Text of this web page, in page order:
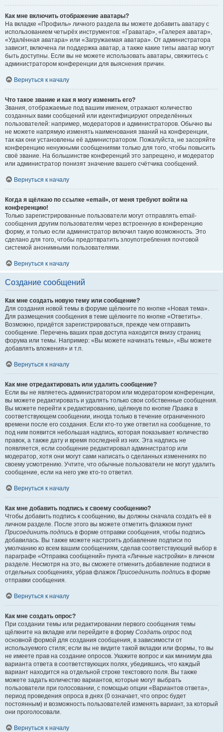
Как мне включить отображение аватары?
На вкладке «Профиль» личного раздела вы можете добавить аватару с
использованием четырёх инструментов: «Граватар», «Галерея аватар»,
«Удалённая аватара» или «Загружаемая аватара». От администратора
зависит, включена ли поддержка аватар, а также какие типы аватар могут
быть доступны. Если вы не можете использовать аватары, свяжитесь с
администратором конференции для выяснения причин.
Вернуться к началу
Что такое звание и как я могу изменить его?
Звания, отображаемые под вашим именем, отражают количество
созданных вами сообщений или идентифицируют определённых
пользователей: например, модераторов и администраторов. Обычно вы
не можете напрямую изменять наименования званий на конференции,
так как они установлены её администратором. Пожалуйста, не засоряйте
конференцию ненужными сообщениями только для того, чтобы повысить
своё звание. На большинстве конференций это запрещено, и модератор
или администратор понизят значение вашего счётчика сообщений.
Вернуться к началу
Когда я щёлкаю по ссылке «email», от меня требуют войти на
конференцию!
Только зарегистрированные пользователи могут отправлять email-
сообщения другим пользователям через встроенную в конференцию
форму, и только если администратор включил такую возможность. Это
сделано для того, чтобы предотвратить злоупотребления почтовой
системой анонимными пользователями.
Вернуться к началу
Создание сообщений
Как мне создать новую тему или сообщение?
Для создания новой темы в форуме щёлкните по кнопке «Новая тема».
Для размещения сообщения в теме щёлкните по кнопке «Ответить».
Возможно, придётся зарегистрироваться, прежде чем отправить
сообщение. Перечень ваших прав доступа находится внизу страниц
форума или темы. Например: «Вы можете начинать темы», «Вы можете
добавлять вложения» и т.п.
Вернуться к началу
Как мне отредактировать или удалить сообщение?
Если вы не являетесь администратором или модератором конференции,
вы можете редактировать и удалять только свои собственные сообщения.
Вы можете перейти к редактированию, щёлкнув по кнопке Правка в
соответствующем сообщении, иногда только в течение ограниченного
времени после его создания. Если кто-то уже ответил на сообщение, то
под ним появится небольшая надпись, которая показывает количество
правок, а также дату и время последней из них. Эта надпись не
появляется, если сообщение редактировал администратор или
модератор, хотя они могут сами написать о сделанных изменениях по
своему усмотрению. Учтите, что обычные пользователи не могут удалить
сообщение, если на него уже кто-то ответил.
Вернуться к началу
Как мне добавить подпись к своему сообщению?
Чтобы добавить подпись к сообщению, вы должны сначала создать её в
личном разделе. После этого вы можете отметить флажком пункт
Присоединить подпись в форме отправки сообщения, чтобы подпись
добавилась. Вы также можете настроить добавление подписи по
умолчанию ко всем вашим сообщениям, сделав соответствующий выбор в
параграфе «Отправка сообщений» пункта «Личные настройки» в личном
разделе. Несмотря на это, вы сможете отменить добавление подписи в
отдельных сообщениях, убрав флажок Присоединить подпись в форме
отправки сообщения.
Вернуться к началу
Как мне создать опрос?
При создании темы или редактировании первого сообщения темы
щёлкните на вкладке или перейдите в форму Создать опрос под
основной формой для создания сообщения, в зависимости от
используемого стиля; если вы не видите такой вкладки или формы, то вы
не имеете прав на создание опросов. Укажите вопрос и как минимум два
варианта ответа в соответствующих полях, убедившись, что каждый
вариант находится на отдельной строке текстового поля. Вы также
можете задать количество вариантов, которые могут выбрать
пользователи при голосовании, с помощью опции «Вариантов ответа»,
период проведения опроса в днях (0 означает, что опрос будет
постоянным) и возможность пользователей изменять вариант, за который
они проголосовали.
Вернуться к началу